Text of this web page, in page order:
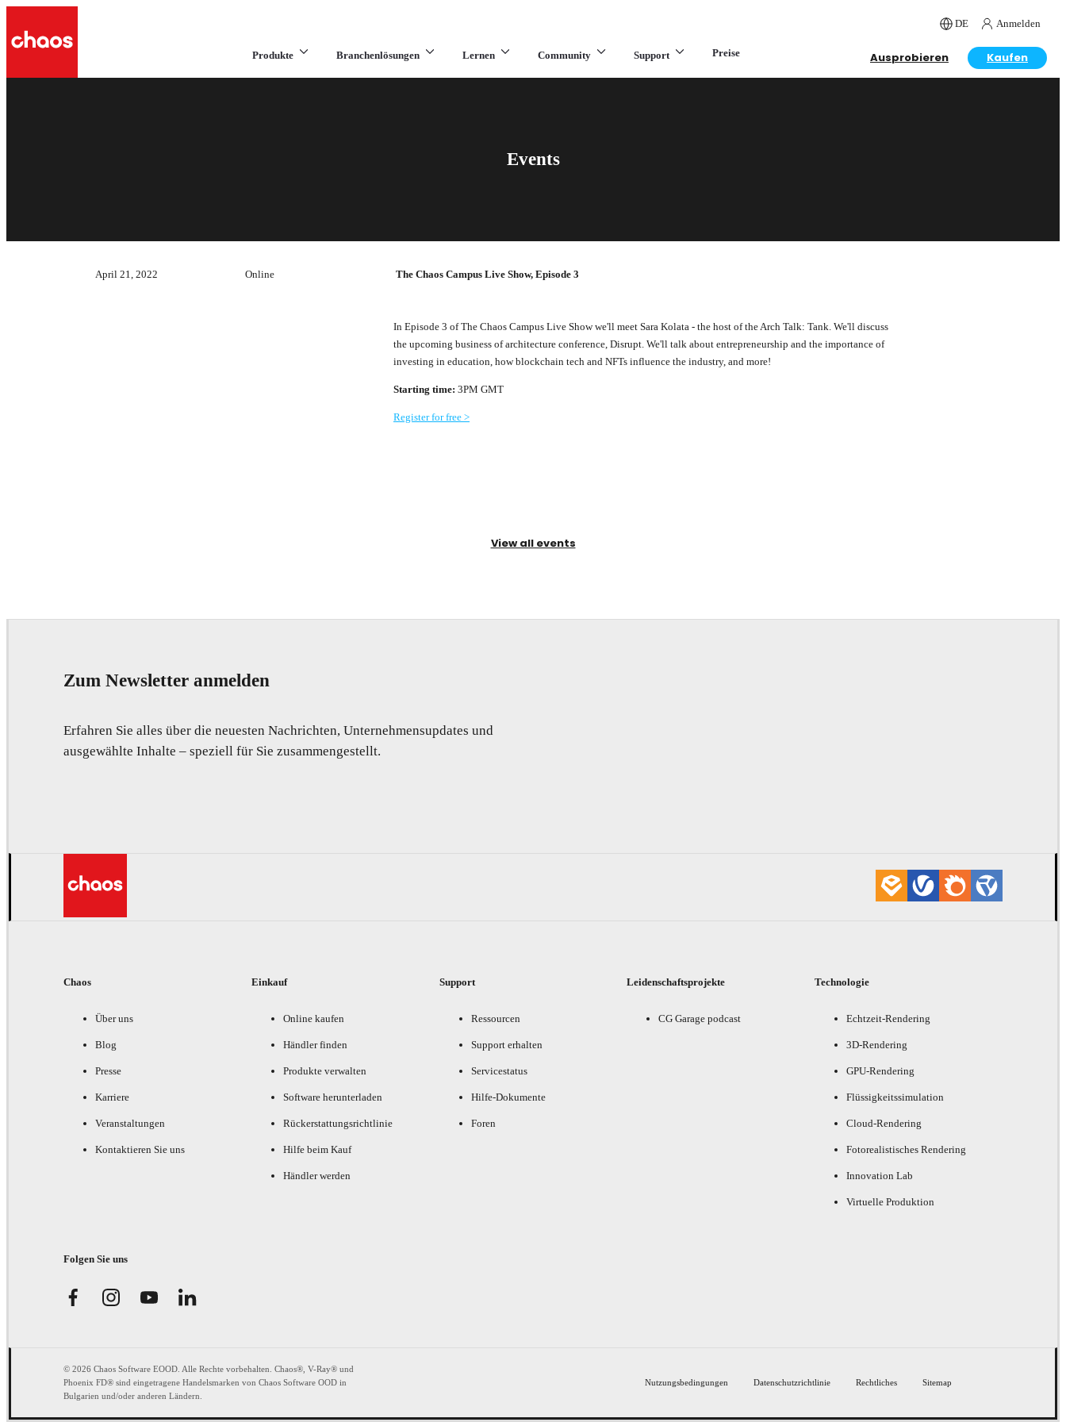
DE Anmelden
Produkte Branchenlösungen Lernen Community Support Preise Ausprobieren Kaufen
Events
April 21, 2022 Online The Chaos Campus Live Show, Episode 3
In Episode 3 of The Chaos Campus Live Show we'll meet Sara Kolata - the host of the Arch Talk: Tank. We'll discuss
the upcoming business of architecture conference, Disrupt. We'll talk about entrepreneurship and the importance of
investing in education, how blockchain tech and NFTs influence the industry, and more!
Starting time: 3PM GMT
Register for free >
View all events
Zum Newsletter anmelden
Erfahren Sie alles über die neuesten Nachrichten, Unternehmensupdates und
ausgewählte Inhalte – speziell für Sie zusammengestellt.
Chaos
Über uns
Blog
Presse
Karriere
Veranstaltungen
Kontaktieren Sie uns
Einkauf
Online kaufen
Händler finden
Produkte verwalten
Software herunterladen
Rückerstattungsrichtlinie
Hilfe beim Kauf
Händler werden
Support
Ressourcen
Support erhalten
Servicestatus
Hilfe-Dokumente
Foren
Leidenschaftsprojekte
CG Garage podcast
Technologie
Echtzeit-Rendering
3D-Rendering
GPU-Rendering
Flüssigkeitssimulation
Cloud-Rendering
Fotorealistisches Rendering
Innovation Lab
Virtuelle Produktion
Folgen Sie uns
© 2026 Chaos Software EOOD. Alle Rechte vorbehalten. Chaos®, V-Ray® und
Phoenix FD® sind eingetragene Handelsmarken von Chaos Software OOD in
Bulgarien und/oder anderen Ländern.
Nutzungsbedingungen Datenschutzrichtlinie Rechtliches Sitemap